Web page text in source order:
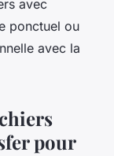
avec
ponctuel ou
avec la
pour